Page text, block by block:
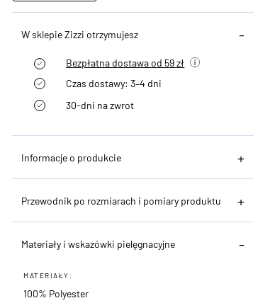
06
W sklepie Zizzi otrzymujesz
Bezpłatna dostawa od 59 zł
Czas dostawy: 3–4 dni
30-dni na zwrot
Informacje o produkcie
Przewodnik po rozmiarach i pomiary produktu
Materiały i wskazówki pielęgnacyjne
MATERIAŁY:
100% Polyester